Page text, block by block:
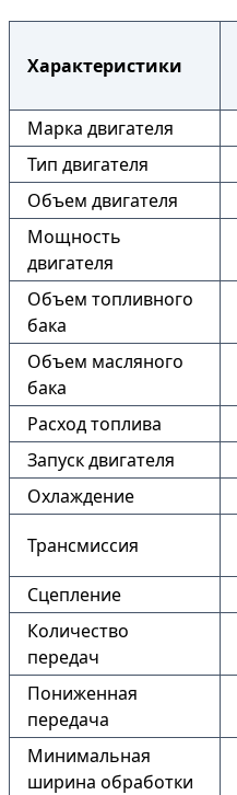
Характеристики
Марка двигателя
Тип двигателя
Объем двигателя
Мощность
двигателя
Объем топливного
бака
Объем масляного
бака
Расход топлива
Запуск двигателя
Охлаждение
Трансмиссия
Сцепление
Количество
передач
Пониженная
передача
Минимальная
ширина обработки